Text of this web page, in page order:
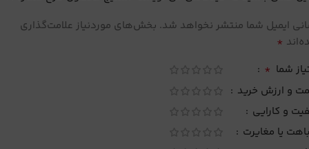
ایمیل شما منتشر نخواهد شد. بخش‌های موردنیاز علامت‌گذاری
*
شما *
و ارزش خرید
و کارایی
یا مغایرت